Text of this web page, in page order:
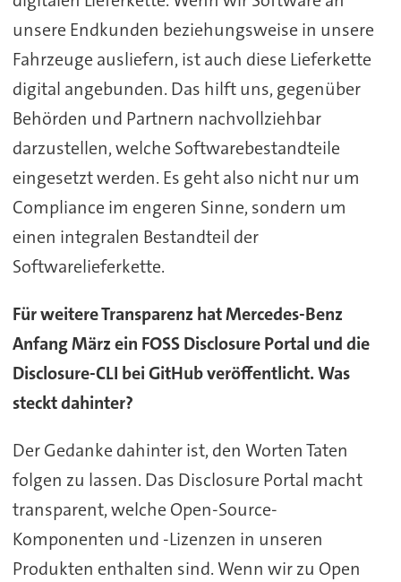
unsere Endkunden beziehungsweise in unsere
Fahrzeuge ausliefern, ist auch diese Lieferkette
digital angebunden. Das hilft uns, gegenüber
Behörden und Partnern nachvollziehbar
darzustellen, welche Softwarebestandteile
eingesetzt werden. Es geht also nicht nur um
Compliance im engeren Sinne, sondern um
einen integralen Bestandteil der
Softwarelieferkette.
Für weitere Transparenz hat Mercedes-Benz
Anfang März ein FOSS Disclosure Portal und die
Disclosure-CLI bei GitHub veröffentlicht. Was
steckt dahinter?
Der Gedanke dahinter ist, den Worten Taten
folgen zu lassen. Das Disclosure Portal macht
transparent, welche Open-Source-
Komponenten und -Lizenzen in unseren
Produkten enthalten sind. Wenn wir zu Open